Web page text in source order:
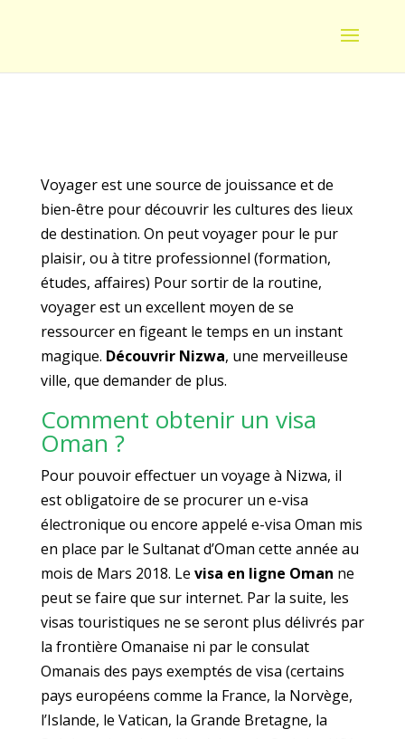
Voyager est une source de jouissance et de
bien-être pour découvrir les cultures des lieux
de destination. On peut voyager pour le pur
plaisir, ou à titre professionnel (formation,
études, affaires) Pour sortir de la routine,
voyager est un excellent moyen de se
ressourcer en figeant le temps en un instant
magique. Découvrir Nizwa, une merveilleuse
ville, que demander de plus.
Comment obtenir un visa
Oman ?
Pour pouvoir effectuer un voyage à Nizwa, il
est obligatoire de se procurer un e-visa
électronique ou encore appelé e-visa Oman mis
en place par le Sultanat d’Oman cette année au
mois de Mars 2018. Le visa en ligne Oman ne
peut se faire que sur internet. Par la suite, les
visas touristiques ne se seront plus délivrés par
la frontière Omanaise ni par le consulat
Omanais des pays exemptés de visa (certains
pays européens comme la France, la Norvège,
l’Islande, le Vatican, la Grande Bretagne, la